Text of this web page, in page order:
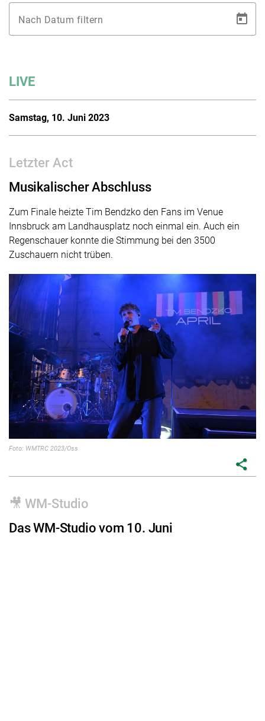
LIVE
Samstag, 10. Juni 2023
Letzter Act
Musikalischer Abschluss
Zum Finale heizte Tim Bendzko den Fans im Venue
Innsbruck am Landhausplatz noch einmal ein. Auch ein
Regenschauer konnte die Stimmung bei den 3500
Zuschauern nicht trüben.
Foto: WMTRC 2023/Oss
share
🎥 WM-Studio
Das WM-Studio vom 10. Juni
Nach Datum filtern